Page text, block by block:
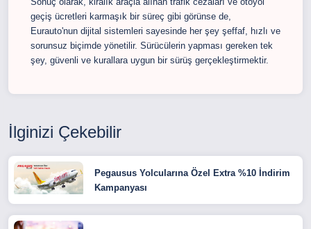
geçiş ücretleri karmaşık bir süreç gibi görünse de,
Eurauto'nun dijital sistemleri sayesinde her şey şeffaf, hızlı ve
sorunsuz biçimde yönetilir. Sürücülerin yapması gereken tek
şey, güvenli ve kurallara uygun bir sürüş gerçekleştirmektir.
İlginizi Çekebilir
Pegausus Yolcularına Özel Extra %10 İndirim
Kampanyası